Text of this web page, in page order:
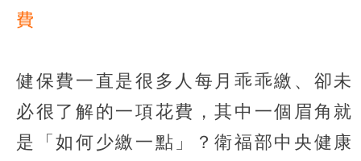
費
健保費一直是很多人每月乖乖繳、卻未
必很了解的一項花費，其中一個眉角就
是「如何少繳一點」？衛福部中央健康